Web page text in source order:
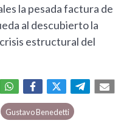
la pesada factura de
al descubierto la
estructural del
Gustavo Benedetti